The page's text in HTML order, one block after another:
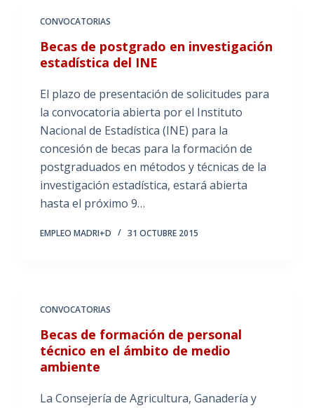
CONVOCATORIAS
Becas de postgrado en investigación
estadística del INE
El plazo de presentación de solicitudes para
la convocatoria abierta por el Instituto
Nacional de Estadística (INE) para la
concesión de becas para la formación de
postgraduados en métodos y técnicas de la
investigación estadística, estará abierta
hasta el próximo 9…
EMPLEO MADRI+D 31 OCTUBRE 2015
CONVOCATORIAS
Becas de formación de personal
técnico en el ámbito de medio
ambiente
La Consejería de Agricultura, Ganadería y